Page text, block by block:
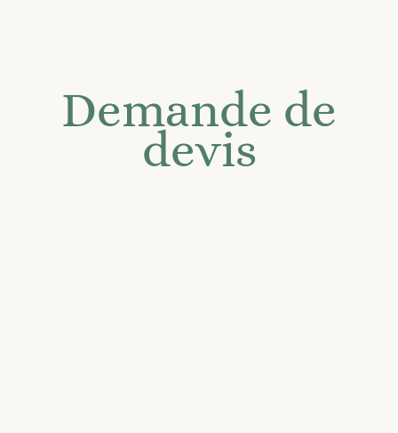
Demande de
devis